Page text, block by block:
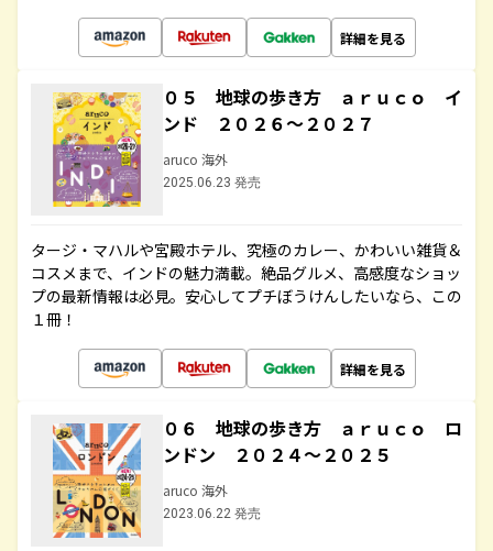
詳細を見る
０５ 地球の歩き方 ａｒｕｃｏ イ
ンド ２０２６～２０２７
aruco 海外
2025.06.23 発売
タージ・マハルや宮殿ホテル、究極のカレー、かわいい雑貨＆
コスメまで、インドの魅力満載。絶品グルメ、高感度なショッ
プの最新情報は必見。安心してプチぼうけんしたいなら、この
１冊！
詳細を見る
０６ 地球の歩き方 ａｒｕｃｏ ロ
ンドン ２０２４～２０２５
aruco 海外
2023.06.22 発売